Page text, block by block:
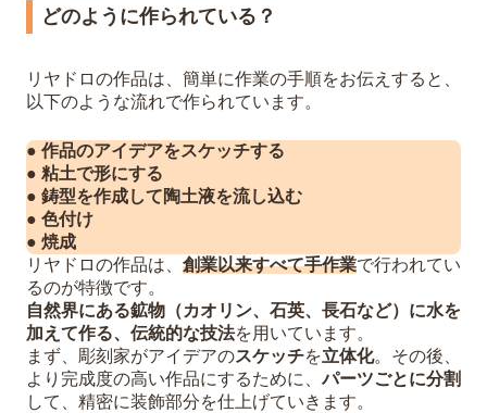
どのように作られている？
リヤドロの作品は、簡単に作業の手順をお伝えすると、
以下のような流れで作られています。
● 作品のアイデアをスケッチする
● 粘土で形にする
● 鋳型を作成して陶土液を流し込む
● 色付け
● 焼成
リヤドロの作品は、 創業以来すべて手作業で行われてい
るのが特徴です。
自然界にある鉱物（カオリン、 石英、長石など）に水を
加えて作る、伝統的な技法を用いています。
まず、彫刻家がアイデアのスケッチを立体化。その後、
より完成度の高い作品にするために、パーツごとに分割
して、精密に装飾部分を仕上げていきます。